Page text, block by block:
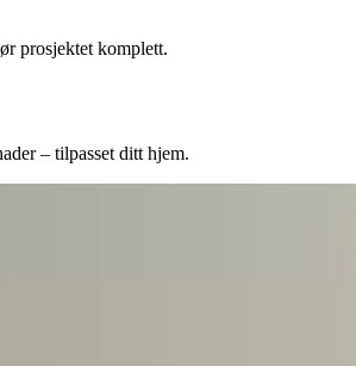
prosjektet komplett.
– tilpasset ditt hjem.